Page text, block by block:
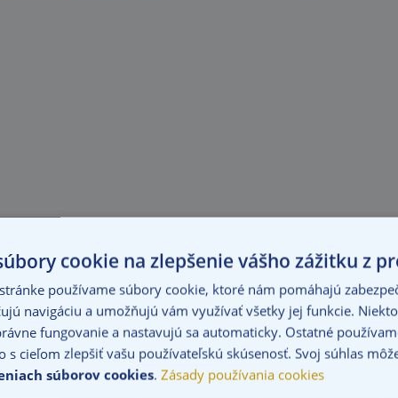
pre všetkých. Svoju požiadavku vybavíte jednoducho
či samotnú platbu vykonáte u nás online.
cookie na zlepšenie vášho zážitku z
používame súbory cookie, ktoré nám pomáhajú
navigáciu a umožňujú vám využívať všetky jej funkcie.
fungovanie a nastavujú sa automaticky. Ostatné
s cieľom zlepšiť vašu používateľskú skúsenosť. Svoj súhlas
súborov cookies. Zásady používania cookies